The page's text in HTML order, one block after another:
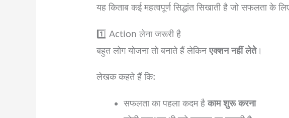
यह किताब कई महत्वपूर्ण सिद्धांत सिखाती है जो सफलता के
1️⃣ Action लेना जरूरी है
बहुत लोग योजना तो बनाते हैं लेकिनएक्शन नहीं लेते।
लेखक कहते हैं कि:
सफलता का पहला कदम हैकाम शुरू करना